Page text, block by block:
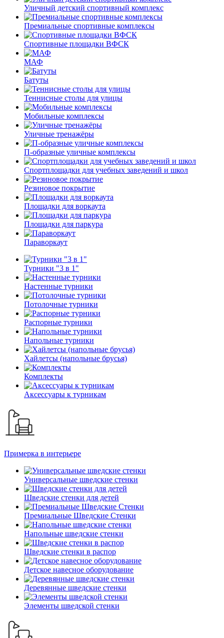
Уличный детский спортивный комплекс
Премиальные спортивные комплексы
Спортивные площадки ВФСК
МАФ
Батуты
Теннисные столы для улицы
Мобильные комплексы
Уличные тренажёры
П-образные уличные комплексы
Спортплощадки для учебных заведений и школ
Резиновое покрытие
Площадки для воркаута
Площадки для паркура
Параворкаут
Турники "3 в 1"
Настенные турники
Потолочные турники
Распорные турники
Напольные турники
Хайлетсы (напольные брусья)
Комплекты
Аксессуары к турникам
Примерка в интерьере
Универсальные шведские стенки
Шведские стенки для детей
Премиальные Шведские Стенки
Напольные шведские стенки
Шведские стенки в распор
Детское навесное оборудование
Деревянные шведские стенки
Элементы шведской стенки